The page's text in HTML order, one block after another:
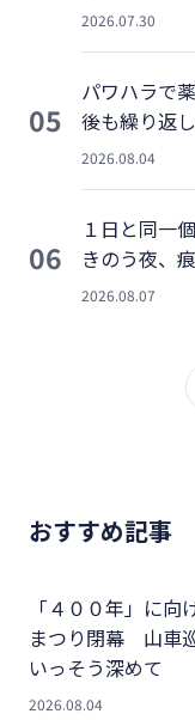
2026.07.30
05
パワハラで
後も繰り返し
2026.08.04
06
１日と同一
きのう夜、
2026.08.07
おすすめ記事
「４００年」に
まつり閉幕 山車
いっそう深めて
2026.08.04